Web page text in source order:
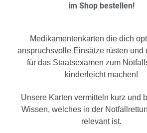
im Shop bestellen!
Medikamentenkarten die dich
anspruchsvolle Einsätze rüsten und
für das Staatsexamen zum
kinderleicht machen!
Unsere Karten vermitteln kurz und
Wissen, welches in der
relevant ist.